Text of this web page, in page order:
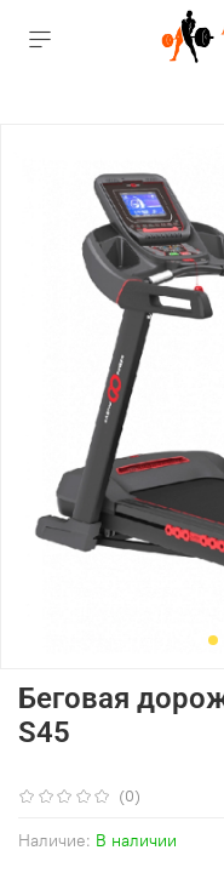
(0)
Наличие: В наличии
Беговая
S45